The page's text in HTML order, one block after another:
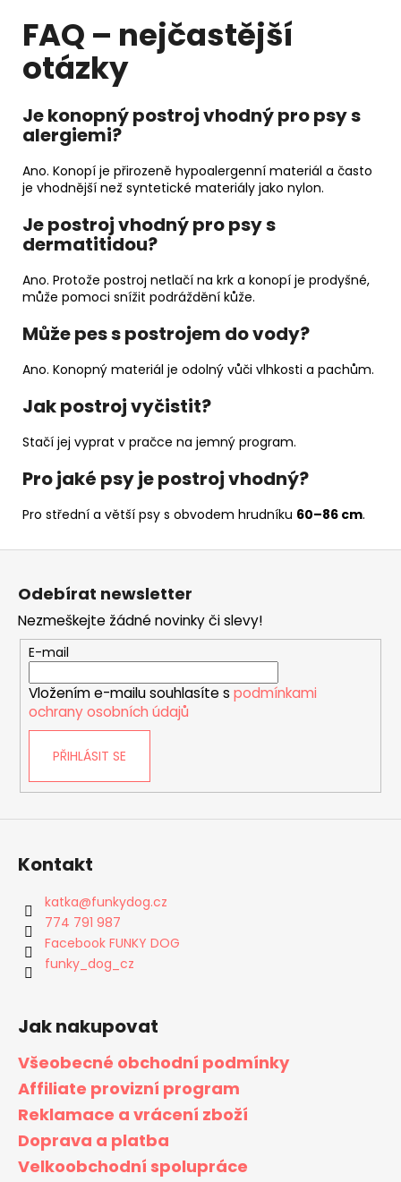
FAQ – nejčastější
otázky
Je konopný postroj vhodný pro psy s
alergiemi?
Ano. Konopí je přirozeně hypoalergenní materiál a často
je vhodnější než syntetické materiály jako nylon.
Je postroj vhodný pro psy s
dermatitidou?
Ano. Protože postroj netlačí na krk a konopí je prodyšné,
může pomoci snížit podráždění kůže.
Může pes s postrojem do vody?
Ano. Konopný materiál je odolný vůči vlhkosti a pachům.
Jak postroj vyčistit?
Stačí jej vyprat v pračce na jemný program.
Pro jaké psy je postroj vhodný?
Pro střední a větší psy s obvodem hrudníku 60–86 cm.
Odebírat newsletter
Nezmeškejte žádné novinky či slevy!
E-mail
Vložením e-mailu souhlasíte s podmínkami
ochrany osobních údajů
PŘIHLÁSIT SE
Kontakt
katka@funkydog.cz
774 791 987
Facebook FUNKY DOG
funky_dog_cz
Jak nakupovat
Všeobecné obchodní podmínky
Affiliate provizní program
Reklamace a vrácení zboží
Doprava a platba
Velkoobchodní spolupráce